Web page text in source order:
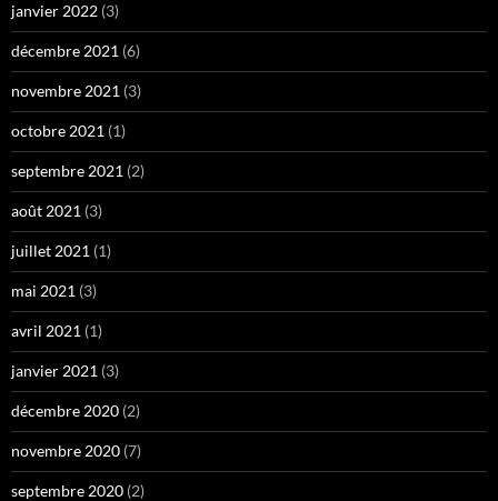
janvier 2022 (3)
décembre 2021 (6)
novembre 2021 (3)
octobre 2021 (1)
septembre 2021 (2)
août 2021 (3)
juillet 2021 (1)
mai 2021 (3)
avril 2021 (1)
janvier 2021 (3)
décembre 2020 (2)
novembre 2020 (7)
septembre 2020 (2)